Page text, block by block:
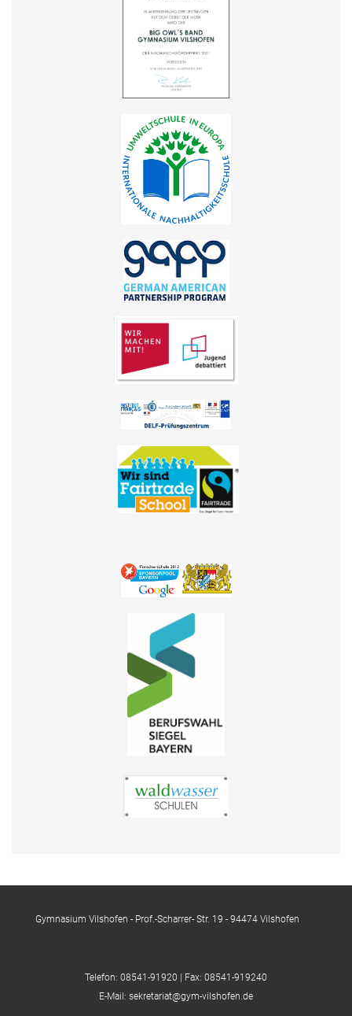
Gymnasium Vilshofen - Prof.-Scharrer- Str. 19 - 94474 Vilshofen
Telefon: 08541-91920 | Fax: 08541-919240
E-Mail: sekretariat@gym-vilshofen.de